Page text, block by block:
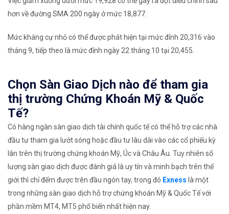
hơn về đường SMA 200 ngày ở mức 18,877.
​Mức kháng cự nhỏ có thể được phát hiện tại mức đỉnh 20,316 vào
tháng 9, tiếp theo là mức đỉnh ngày 22 tháng 10 tại 20,455.​​
Chọn Sàn Giao Dịch nào để tham gia
thị trường Chứng Khoán Mỹ & Quốc
Tế?
Có hàng ngàn sàn giao dịch tài chính quốc tế có thể hỗ trợ các nhà
đầu tư tham gia lướt sóng hoặc đầu tư lâu dài vào các cổ phiếu kỳ
lân trên thị trường chứng khoán Mỹ, Úc và Châu Âu. Tuy nhiên số
lượng sàn giao dịch được đánh giá là uy tín và minh bạch trên thế
giới thì chỉ đếm được trên đầu ngón tay, trong đó Exness là một
trong những sàn giao dịch hỗ trợ chứng khoán Mỹ & Quốc Tế với
phần mềm MT4, MT5 phổ biến nhất hiện nay.